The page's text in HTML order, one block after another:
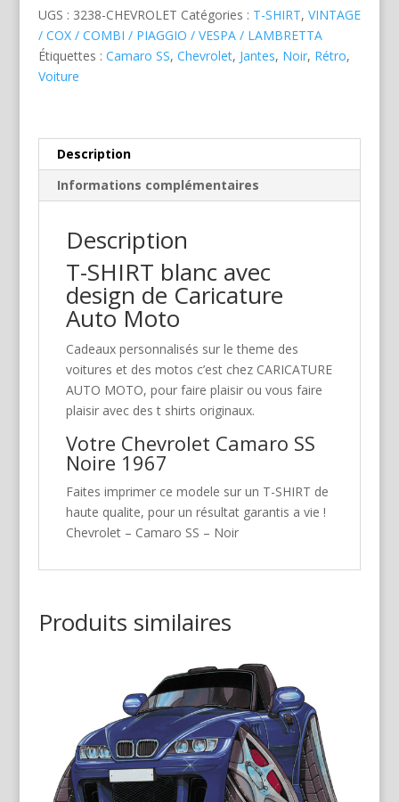
1967
UGS : 3238-CHEVROLET Catégories : T-SHIRT, VINTAGE
/ COX / COMBI / PIAGGIO / VESPA / LAMBRETTA
Étiquettes : Camaro SS, Chevrolet, Jantes, Noir, Rétro,
Voiture
Description
Informations complémentaires
Description
T-SHIRT blanc avec
design de Caricature
Auto Moto
Cadeaux personnalisés sur le theme des
voitures et des motos c’est chez CARICATURE
AUTO MOTO, pour faire plaisir ou vous faire
plaisir avec des t shirts originaux.
Votre Chevrolet Camaro SS
Noire 1967
Faites imprimer ce modele sur un T-SHIRT de
haute qualite, pour un résultat garantis a vie !
Chevrolet – Camaro SS – Noir
Produits similaires